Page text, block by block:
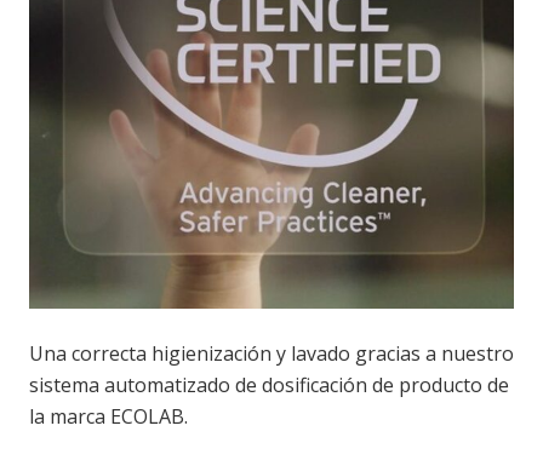
Una correcta higienización y lavado gracias a nuestro
sistema automatizado de dosificación de producto de
la marca ECOLAB.